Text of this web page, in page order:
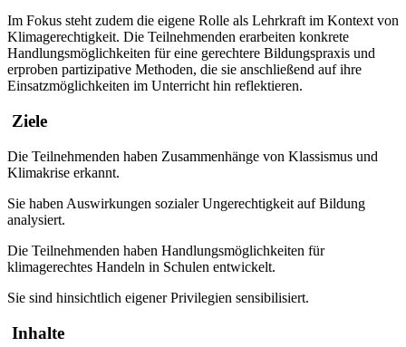
Im Fokus steht zudem die eigene Rolle als Lehrkraft im Kontext von
Klimagerechtigkeit. Die Teilnehmenden erarbeiten konkrete
Handlungsmöglichkeiten für eine gerechtere Bildungspraxis und
erproben partizipative Methoden, die sie anschließend auf ihre
Einsatzmöglichkeiten im Unterricht hin reflektieren.
Ziele
Die Teilnehmenden haben Zusammenhänge von Klassismus und
Klimakrise erkannt.
Sie haben Auswirkungen sozialer Ungerechtigkeit auf Bildung
analysiert.
Die Teilnehmenden haben Handlungsmöglichkeiten für
klimagerechtes Handeln in Schulen entwickelt.
Sie sind hinsichtlich eigener Privilegien sensibilisiert.
Inhalte